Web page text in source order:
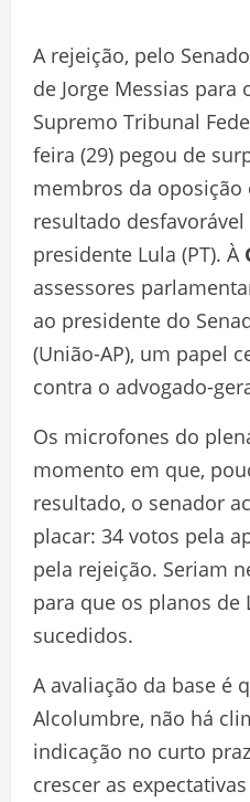
A rejeição, pelo
de Jorge Messias
Supremo Tribunal
feira (29) pegou de
membros da oposição
resultado
presidente Lula (PT). À
assessores
ao presidente do
(União-AP), um papel
contra o advogado-
Os microfones do
momento em que,
resultado, o senador
placar: 34 votos pela
pela rejeição. Seriam
para que os planos de
sucedidos.
A avaliação da base é
Alcolumbre, não há
indicação no curto
crescer as